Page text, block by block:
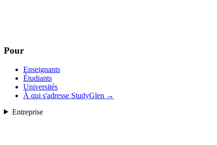
Pour
Enseignants
Étudiants
Universités
À qui s'adresse StudyGlen →
Entreprise